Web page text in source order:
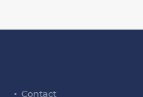
Contact